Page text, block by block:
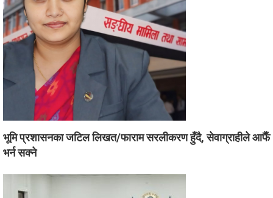
भूमि प्रशासनका जटिल लिखत/फाराम सरलीकरण हुँदै, सेवाग्राहीले आफैँ
भर्न सक्ने